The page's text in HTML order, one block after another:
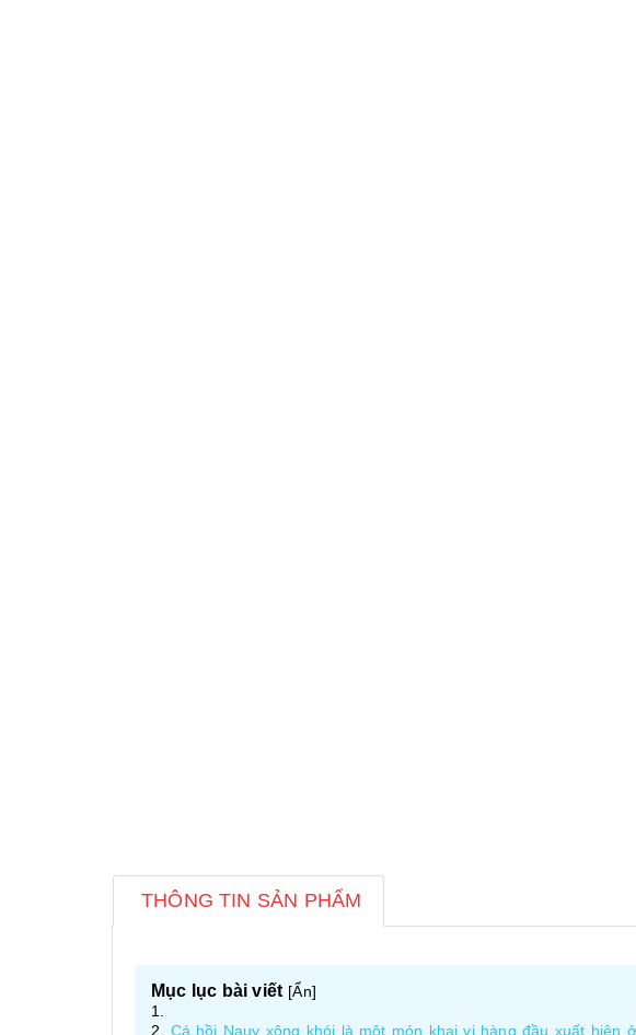
THÔNG TIN SẢN PHẨM
Mục lục bài viết [Ẩn]
Cá hồi Nauy xông khói là một món khai vị hàng đầu xuất